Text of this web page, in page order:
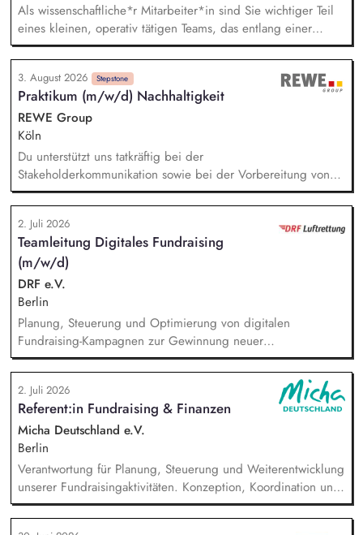
Als wissenschaftliche*r Mitarbeiter*in sind Sie wichtiger Teil
eines kleinen, operativ tätigen Teams, das entlang einer
klaren Programmatik langfristig soziale Innovation
implementiert. Sie unterstützen die Geschäftsführung bei der
Umsetzung der Stiftungsprogrammatik und entwickeln dabei
die Internationalisierungsstrategie der Stiftung weiter. Sie
übersetzen wissenschaftliche Erkenntnisse in
alltagsangebundene Handlungsansätze entlang unserer
Stiftungsprogrammatik.
3. August 2026 Stepstone
Praktikum (m/w/d) Nachhaltigkeit
REWE Group
Köln
Du unterstützt uns tatkräftig bei der
Stakeholderkommunikation sowie bei der Vorbereitung von
internen und externen Veranstaltungen. Du unterstützt
eigenständig die Planung und Durchführung von Projekten im
Kontext Nachhaltigkeit. Bei der Mitarbeit im Rahmen der
Nachhaltigkeitsberichtserstattung. Mitwirkung bei der Planung
und Durchführung von Nachhaltigkeitsprojekten (z.B. durch
die Erstellung von Präsentationen, Projektdokumentationen
und Analysen sowie durch die Vorbereitung und Begleitung
interner Termine).
2. Juli 2026
Teamleitung Digitales Fundraising
(m/w/d)
DRF e.V.
Berlin
Planung, Steuerung und Optimierung von digitalen
Fundraising-Kampagnen zur Gewinnung neuer
Unterstützerinnen und Unterstützer. Weiterentwicklung und
Umsetzung von Performance-Marketing-Maßnahmen (Display-,
Suchmaschinen-, Social-Media-Werbung etc.). Analyse von
Kampagnenerfolgen, Erstellen von Reports und Ableiten von
datenbasierter Optimierungsmaßnahmen. Konzeption und
Durchführen von A/B-Tests für Anzeigen, Landingpages und
Conversion-Funnels.
2. Juli 2026
Referent:in Fundraising & Finanzen
Micha Deutschland e.V.
Berlin
Verantwortung für Planung, Steuerung und Weiterentwicklung
unserer Fundraisingaktivitäten. Konzeption, Koordination und
Umsetzung zentraler Fundraisingkampagnen (z. B. Frühjahr,
Jahresende, Aktionen). Aufbau, Pflege und strategische